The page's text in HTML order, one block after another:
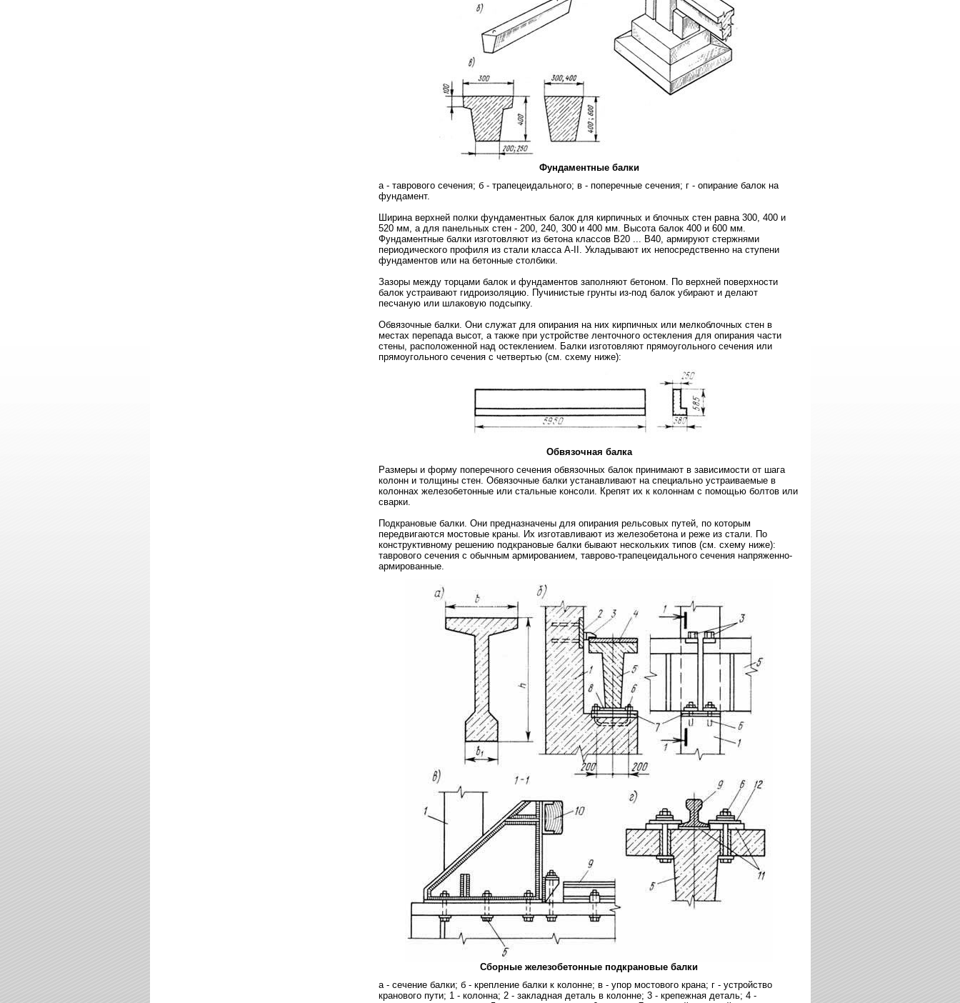
Фундаментные балки
а - таврового сечения; б - трапецеидального; в - поперечные сечения; г - опирание балок на
фундамент.
Ширина верхней полки фундаментных балок для кирпичных и блочных стен равна 300, 400 и
520 мм, а для панельных стен - 200, 240, 300 и 400 мм. Высота балок 400 и 600 мм.
Фундаментные балки изготовляют из бетона классов В20 ... В40, армируют стержнями
периодического профиля из стали класса А-II . Укладывают их непосредственно на ступени
фундаментов или на бетонные столбики.
Зазоры между торцами балок и фундаментов заполняют бетоном. По верхней поверхности
балок устраивают гидроизоляцию. Пучинистые грунты из-под балок убирают и делают
песчаную или шлаковую подсыпку.
Обвязочные балки. Они служат для опирания на них кирпичных или мелкоблочных стен в
местах перепада высот, а также при устройстве ленточного остекления для опирания части
стены, расположенной над остеклением. Балки изготовляют прямоугольного сечения или
прямоугольного сечения с четвертью (см. схему ниже):
Обвязочная балка
Размеры и форму поперечного сечения обвязочных балок принимают в зависимости от шага
колонн и толщины стен. Обвязочные балки устанавливают на специально устраиваемые в
колоннах железобетонные или стальные консоли. Крепят их к колоннам с помощью болтов или
сварки.
Подкрановые балки. Они предназначены для опирания рельсовых путей, по которым
передвигаются мостовые краны. Их изготавливают из железобетона и реже из стали. По
конструктивному решению подкрановые балки бывают нескольких типов (см. схему ниже):
таврового сечения с обычным армированием, таврово-трапецеидального сечения напряженно-
армированные.
Сборные железобетонные подкрановые балки
а - сечение балки; б - крепление балки к колонне; в - упор мостового крана; г - устройство
кранового пути; 1 - колонна; 2 - закладная деталь в колонне; 3 - крепежная деталь; 4 -